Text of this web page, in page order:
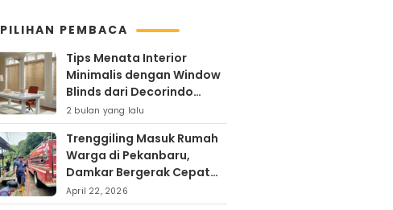
PILIHAN PEMBACA
Tips Menata Interior
Minimalis dengan Window
Blinds dari Decorindo
Perkasa
2 bulan yang lalu
Trenggiling Masuk Rumah
Warga di Pekanbaru,
Damkar Bergerak Cepat
Lakukan Evakuasi Aman
April 22, 2026